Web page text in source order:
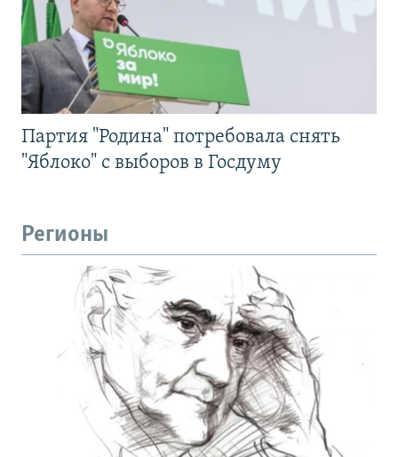
Партия "Родина" потребовала снять
"Яблоко" с выборов в Госдуму
Регионы